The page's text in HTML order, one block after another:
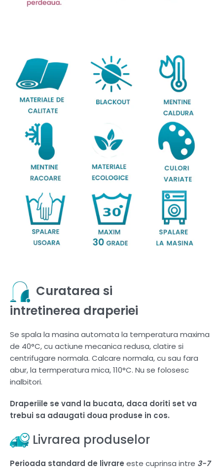
Curatarea si
intretinerea draperiei
Se spala la masina automata la temperatura maxima
de 40°C, cu actiune mecanica redusa, clatire si
centrifugare normala. Calcare normala, cu sau fara
abur, la termperatura mica, 110°C. Nu se folosesc
inalbitori.
Draperiile se vand la bucata, daca doriti set va
trebui sa adaugati doua produse in cos.
Livrarea produselor
Perioada standard de livrare este cuprinsa intre 3-7